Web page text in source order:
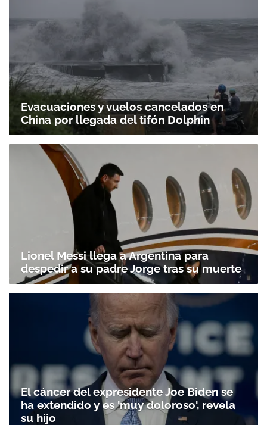
Gracias por suscribirte a nuestro boletín.
ACEPTAR
Evacuaciones y vuelos cancelados en
China por llegada del tifón Dolphin
Lionel Messi llega a Argentina para
despedir a su padre Jorge tras su muerte
El cáncer del expresidente Joe Biden se
ha extendido y es 'muy doloroso', revela
su hijo